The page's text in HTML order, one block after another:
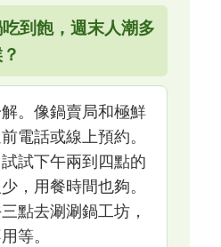
到飽，週末人潮多
。像鍋賣局和極鮮
電話或線上預約。
試下午兩到四點的
，用餐時間也夠。
點去涮涮鍋工坊，
等。